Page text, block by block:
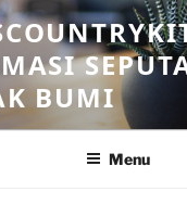
BUMI
Menu